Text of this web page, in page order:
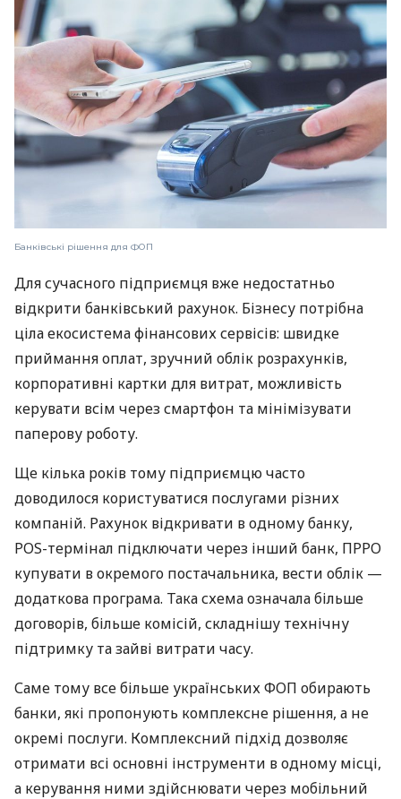
Банківські рішення для ФОП
Для сучасного підприємця вже недостатньо
відкрити банківський рахунок. Бізнесу потрібна
ціла екосистема фінансових сервісів: швидке
приймання оплат, зручний облік розрахунків,
корпоративні картки для витрат, можливість
керувати всім через смартфон та мінімізувати
паперову роботу.
Ще кілька років тому підприємцю часто
доводилося користуватися послугами різних
компаній. Рахунок відкривати в одному банку,
POS-термінал підключати через інший банк, ПРРО
купувати в окремого постачальника, вести облік —
додаткова програма. Така схема означала більше
договорів, більше комісій, складнішу технічну
підтримку та зайві витрати часу.
Саме тому все більше українських ФОП обирають
банки, які пропонують комплексне рішення, а не
окремі послуги. Комплексний підхід дозволяє
отримати всі основні інструменти в одному місці,
а керування ними здійснювати через мобільний